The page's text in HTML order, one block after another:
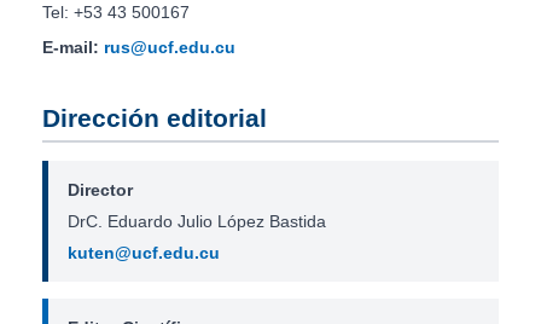
Tel: +53 43 500167
E-mail: rus@ucf.edu.cu
Dirección editorial
Director
DrC. Eduardo Julio López Bastida
kuten@ucf.edu.cu